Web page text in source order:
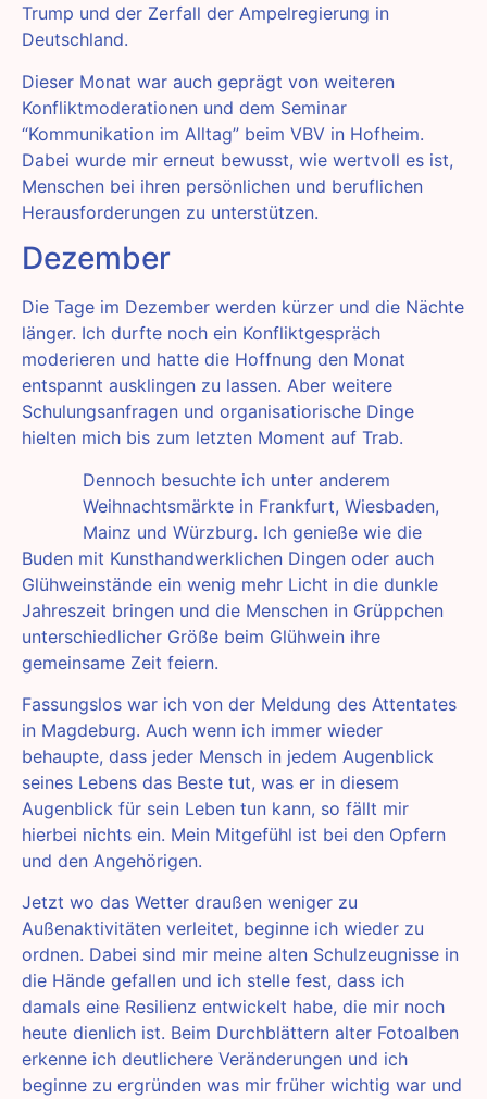
Trump und der Zerfall der Ampelregierung in
Deutschland.
Dieser Monat war auch geprägt von weiteren
Konfliktmoderationen und dem Seminar
“Kommunikation im Alltag” beim VBV in Hofheim.
Dabei wurde mir erneut bewusst, wie wertvoll es ist,
Menschen bei ihren persönlichen und beruflichen
Herausforderungen zu unterstützen.
Dezember
Die Tage im Dezember werden kürzer und die Nächte
länger. Ich durfte noch ein Konfliktgespräch
moderieren und hatte die Hoffnung den Monat
entspannt ausklingen zu lassen. Aber weitere
Schulungsanfragen und organisatiorische Dinge
hielten mich bis zum letzten Moment auf Trab.
Dennoch besuchte ich unter anderem
Weihnachtsmärkte in Frankfurt, Wiesbaden,
Mainz und Würzburg. Ich genieße wie die
Buden mit Kunsthandwerklichen Dingen oder auch
Glühweinstände ein wenig mehr Licht in die dunkle
Jahreszeit bringen und die Menschen in Grüppchen
unterschiedlicher Größe beim Glühwein ihre
gemeinsame Zeit feiern.
Fassungslos war ich von der Meldung des Attentates
in Magdeburg. Auch wenn ich immer wieder
behaupte, dass jeder Mensch in jedem Augenblick
seines Lebens das Beste tut, was er in diesem
Augenblick für sein Leben tun kann, so fällt mir
hierbei nichts ein. Mein Mitgefühl ist bei den Opfern
und den Angehörigen.
Jetzt wo das Wetter draußen weniger zu
Außenaktivitäten verleitet, beginne ich wieder zu
ordnen. Dabei sind mir meine alten Schulzeugnisse in
die Hände gefallen und ich stelle fest, dass ich
damals eine Resilienz entwickelt habe, die mir noch
heute dienlich ist. Beim Durchblättern alter Fotoalben
erkenne ich deutlichere Veränderungen und ich
beginne zu ergründen was mir früher wichtig war und